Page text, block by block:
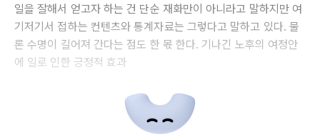
일을 잘해서 얻고자 하는 건 단순 재화만이 아니라고 말하지만 여
기저기서 접하는 컨텐츠와 통계자료는 그렇다고 말하고 있다. 물
론 수명이 길어져 간다는 점도 한 몫 한다. 기나긴 노후의 여정안
에 일로 인한 긍정적 효과